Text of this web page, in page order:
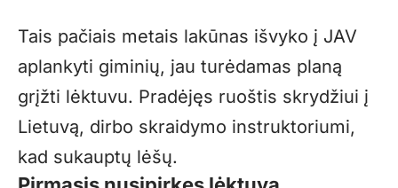
Tais pačiais metais lakūnas išvyko į JAV
aplankyti giminių, jau turėdamas planą
grįžti lėktuvu. Pradėjęs ruoštis skrydžiui į
Lietuvą, dirbo skraidymo instruktoriumi,
kad sukauptų lėšų.